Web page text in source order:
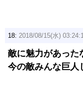
18: 2018/08/15(水)
敵に魅力があった
今の敵みんな巨人